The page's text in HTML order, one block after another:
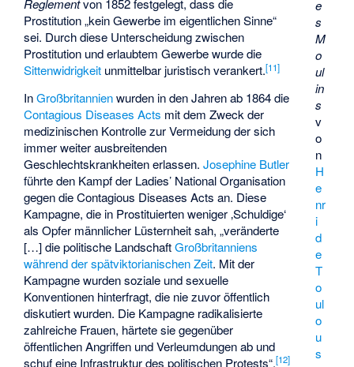
e
s
M
o
ul
in
s
v
o
n
H
e
nr
i
d
e
T
o
ul
o
u
s
Reglementvon 1852 festgelegt, dass die
Prostitution „kein Gewerbe im eigentlichen Sinne“
sei. Durch diese Unterscheidung zwischen
Prostitution und erlaubtem Gewerbe wurde die
Sittenwidrigkeit unmittelbar juristisch verankert.[11]
InGroßbritannienwurden in den Jahren ab 1864 die
Contagious Diseases Acts mit dem Zweck der
medizinischen Kontrolle zur Vermeidung der sich
immer weiter ausbreitenden
Geschlechtskrankheiten erlassen.Josephine Butler
führte den Kampf der Ladies’ National Organisation
gegen die Contagious Diseases Acts an. Diese
Kampagne, die in Prostituierten weniger ‚Schuldige‘
als Opfer männlicher Lüsternheit sah, „veränderte
[…] die politische LandschaftGroßbritanniens
während der spätviktorianischen Zeit. Mit der
Kampagne wurden soziale und sexuelle
Konventionen hinterfragt, die nie zuvor öffentlich
diskutiert wurden. Die Kampagne radikalisierte
zahlreiche Frauen, härtete sie gegenüber
öffentlichen Angriffen und Verleumdungen ab und
schuf eine Infrastruktur des politischen Protests“.[12]